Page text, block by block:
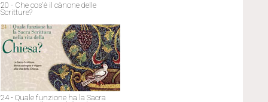
20 - Che cos'è il cànone delle
Scritture?
24 - Quale funzione ha la Sacra